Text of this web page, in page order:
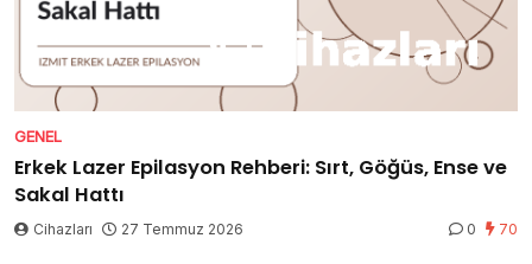
GENEL
Erkek Lazer Epilasyon Rehberi: Sırt, Göğüs, Ense ve
Sakal Hattı
Cihazları 27 Temmuz 2026 0 70